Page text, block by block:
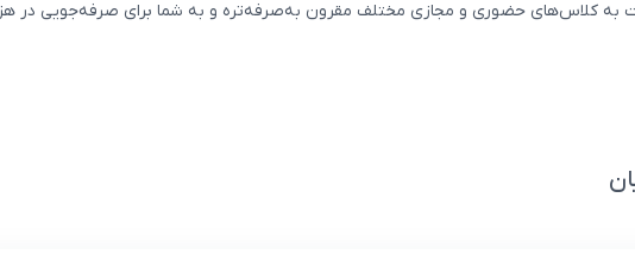
به کلاس‌های حضوری و مجازی مختلف مقرون به‌صرفه‌تره و به شما برای صرفه‌جویی در